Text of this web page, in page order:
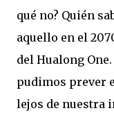
qué no? Quién
aquello en el
del Hualong
pudimos prever
lejos de nuestra